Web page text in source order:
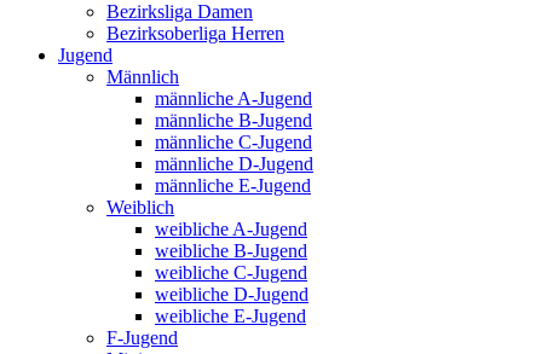
Bezirksliga Damen
Bezirksoberliga Herren
Jugend
Männlich
männliche A-Jugend
männliche B-Jugend
männliche C-Jugend
männliche D-Jugend
männliche E-Jugend
Weiblich
weibliche A-Jugend
weibliche B-Jugend
weibliche C-Jugend
weibliche D-Jugend
weibliche E-Jugend
F-Jugend